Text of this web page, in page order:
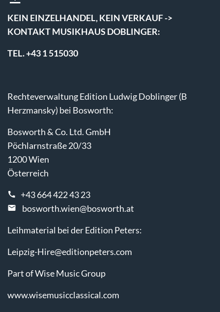
KEIN EINZELHANDEL, KEIN VERKAUF ->
KONTAKT MUSIKHAUS DOBLINGER:
TEL. +43 1 515030
Rechteverwaltung Edition Ludwig Doblinger (B
Herzmansky) bei Bosworth:
Bosworth & Co. Ltd. GmbH
Pöchlarnstraße 20/33
1200 Wien
Österreich
+43 664 422 43 23
bosworth.wien@bosworth.at
Leihmaterial bei der Edition Peters:
Leipzig-Hire@editionpeters.com
Part of Wise Music Group
www.wisemusicclassical.com